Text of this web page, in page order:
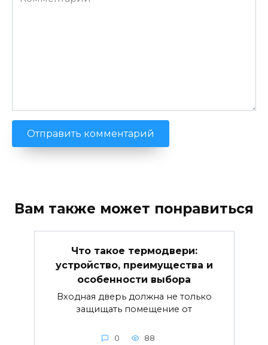
Вам также может понравиться
Что такое термодвери:
устройство, преимущества и
особенности выбора
Входная дверь должна не только
защищать помещение от
0 88